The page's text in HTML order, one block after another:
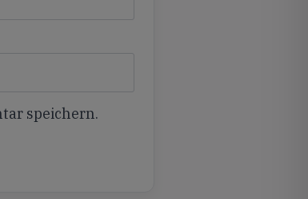
speichern.